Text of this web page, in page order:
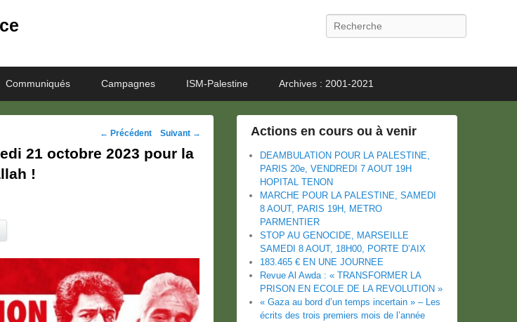
Recherche
Communiqués Campagnes ISM-Palestine Archives : 2001-2021
Navigation
des
← Précédent Suivant →
21 octobre 2023 pour la
!
Actions en cours ou à venir
DEAMBULATION POUR LA PALESTINE,
PARIS 20e, VENDREDI 7 AOUT 19H
HOPITAL TENON
MARCHE POUR LA PALESTINE, SAMEDI
8 AOUT, PARIS 19H, METRO
PARMENTIER
STOP AU GENOCIDE, MARSEILLE
SAMEDI 8 AOUT, 18H00, PORTE D’AIX
183.465 € EN UNE JOURNEE
Revue Al Awda : « TRANSFORMER LA
PRISON EN ECOLE DE LA REVOLUTION »
« Gaza au bord d’un temps incertain » – Les
écrits des trois premiers mois de l’année